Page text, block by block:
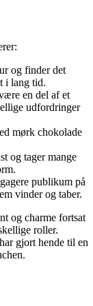
og finder det
i lang tid.
en del af et
udfordringer
mørk chokolade
og tager mange
publikum på
vinder og taber.
og charme fortsat
roller.
gjort hende til en